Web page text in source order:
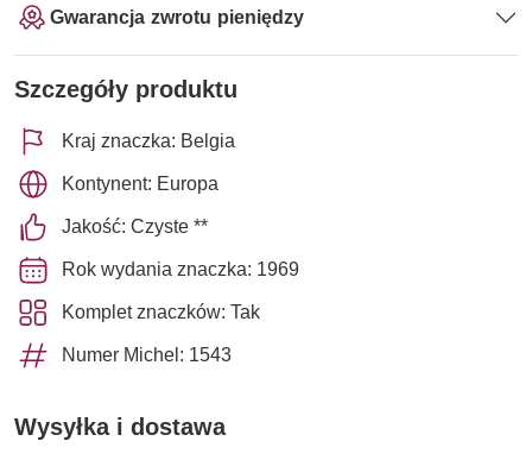
Gwarancja zwrotu pieniędzy
Szczegóły produktu
Kraj znaczka: Belgia
Kontynent: Europa
Jakość: Czyste **
Rok wydania znaczka: 1969
Komplet znaczków: Tak
Numer Michel: 1543
Wysyłka i dostawa